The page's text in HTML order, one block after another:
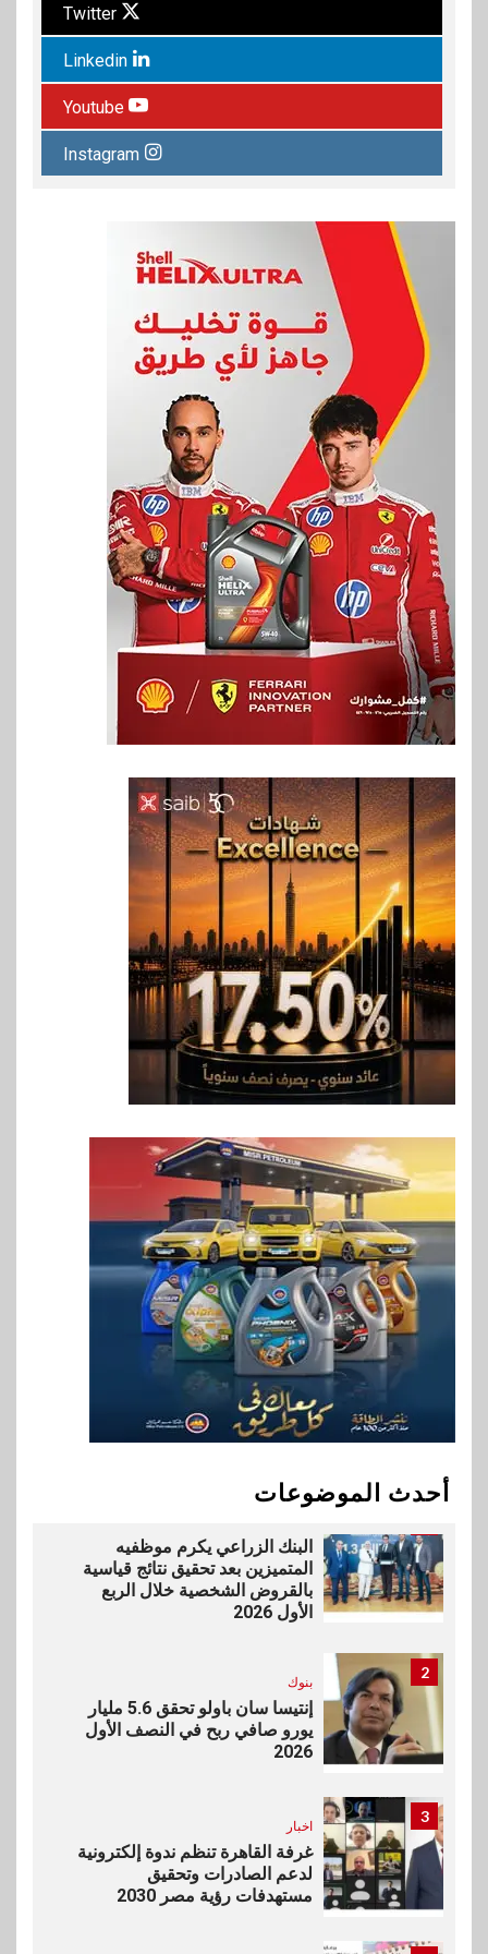
Twitter
Linkedin
Youtube
Instagram
أحدث الموضوعات
6 اخبار
فيكسد مصر و”حلول” تتشاركان
في تطوير أول منصة للسياحة
الصحية في مصر والشرق الأوسط
وأفريقيا Tour4Cure
سوق وصلة
هواوي: هاتف nova 15
Max بطارية ضخمة وتصميم متين
جهازًا مثاليًا للشباب
اقتصاد
إي اف چي فاينانس تستعرض
في سوق تحويلات المصريين
بالخارج
9
اخبار
بيان توضيحي صادر عن شركة
ناتجاس
سوق وصلة
vivo تشعل المنافسة في مصر
مع إطلاق Y500 المزود ببطارية
البنك الزراعي يكرم موظفيه
المتميزين بعد تحقيق نتائج قياسية
بالقروض الشخصية خلال الربع
الأول 2026
2
بنوك
إنتيسا سان باولو تحقق 5.6 مليار
يورو صافي ربح في النصف الأول
2026
3
اخبار
غرفة القاهرة تنظم ندوة إلكترونية
لدعم الصادرات وتحقيق
مستهدفات رؤية مصر 2030